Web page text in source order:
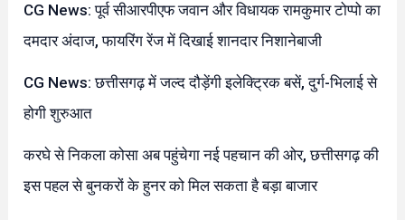
CG News: पूर्व सीआरपीएफ जवान और विधायक रामकुमार टोप्पो का
दमदार अंदाज, फायरिंग रेंज में दिखाई शानदार निशानेबाजी
CG News: छत्तीसगढ़ में जल्द दौड़ेंगी इलेक्ट्रिक बसें, दुर्ग-भिलाई से
होगी शुरुआत
करघे से निकला कोसा अब पहुंचेगा नई पहचान की ओर, छत्तीसगढ़ की
इस पहल से बुनकरों के हुनर को मिल सकता है बड़ा बाजार